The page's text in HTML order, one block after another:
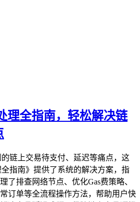
理全指南，轻松解决链
链上交易待支付、延迟等痛点，这
指南》提供了系统的解决方案，指
了排查网络节点、优化Gas费策略、
订单等全流程操作方法，帮助用户快